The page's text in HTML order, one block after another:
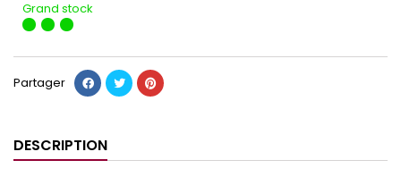
Grand stock
Partager
DESCRIPTION